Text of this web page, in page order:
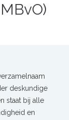
deskundige
staat bij alle
en